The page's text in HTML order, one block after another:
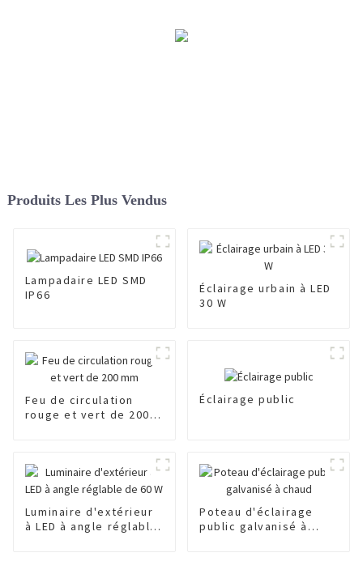
Produits Les Plus Vendus
Lampadaire LED SMD
IP66
Éclairage urbain à LED
30 W
Feu de circulation
rouge et vert de 200
Éclairage public
Luminaire d'extérieur
à LED à angle réglable
Poteau d'éclairage
public galvanisé à